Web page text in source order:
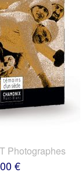
Photographes
€